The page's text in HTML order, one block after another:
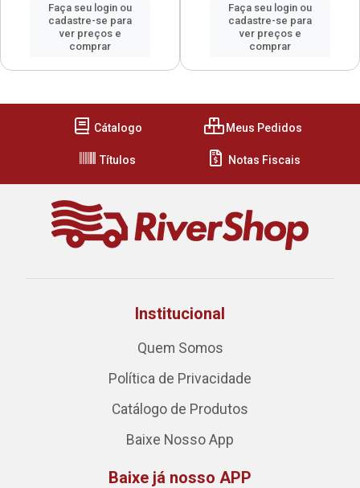
Faça seu login ou
cadastre-se para
ver preços e
comprar
Faça seu login ou
cadastre-se para
ver preços e
comprar
Cátalogo Meus Pedidos
Títulos Notas Fiscais
Institucional
Quem Somos
Política de Privacidade
Catálogo de Produtos
Baixe Nosso App
Baixe já nosso APP